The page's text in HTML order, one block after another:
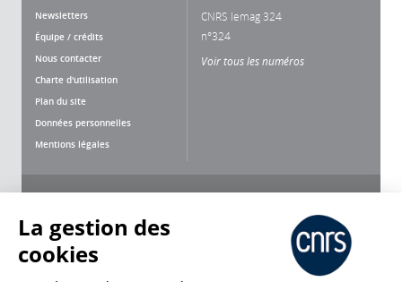
Newsletters
Équipe / crédits
Nous contacter
Charte d'utilisation
Plan du site
Données personnelles
Mentions légales
CNRS lemag 324
n°324
Voir tous les numéros
La gestion des
cookies